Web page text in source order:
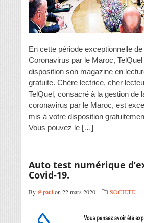
En cette période exceptionnelle
Coronavirus par le Maroc,
disposition son magazine en
gratuite. Chère lectrice, cher
TelQuel, consacré à la gestion de
coronavirus par le Maroc, est
mis à votre disposition
Vous pouvez le […]
Auto test numérique
Covid-19.
By @paulon 22 mars 2020 SOCIETE